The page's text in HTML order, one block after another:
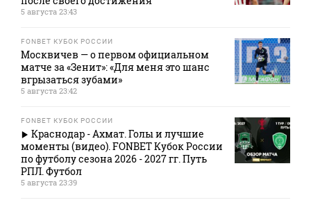
5 августа 23:43
FONBET КУБОК РОССИИ
Москвичев — о первом официальном
матче за «Зенит»: «Для меня это шанс
вгрызаться зубами»
5 августа 23:42
FONBET КУБОК РОССИИ
Краснодар - Ахмат. Голы и лучшие
моменты (видео). FONBET Кубок России
по футболу сезона 2026 - 2027 гг. Путь
РПЛ. Футбол
5 августа 23:39